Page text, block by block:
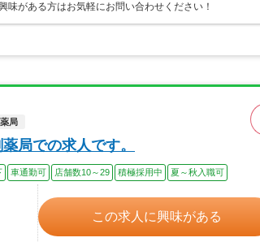
がある方はお気軽にお問い合わせください！
局
局での求人です。
車通勤可 店舗数10～29 積極採用中 夏～秋入職可
この求人に興味がある